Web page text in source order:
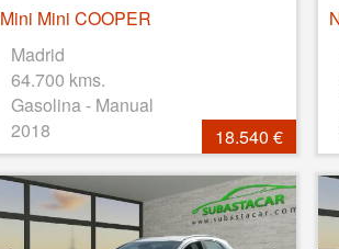
Mini Mini COOPER
Madrid
64.700 kms.
Gasolina - Manual
2018
18.540 €